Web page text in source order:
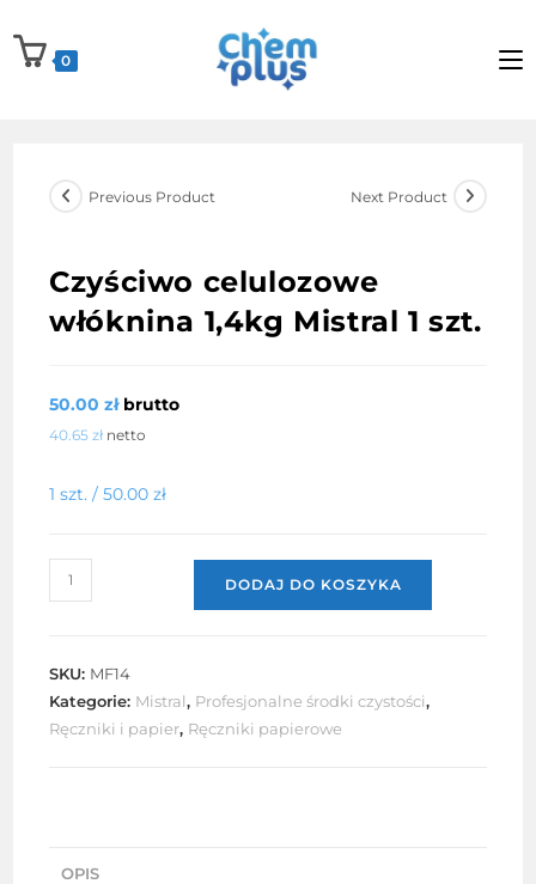
to
content
0
Previous Product Next Product
Czyściwo celulozowe
włóknina 1,4kg Mistral 1 szt.
50.00złbrutto
40.65 zł netto
1 szt. / 50.00zł
ilość
Czyściwo
1,4kg
Mistral
DODAJ DO KOSZYKA
SKU: MF14
Kategorie: Mistral, Profesjonalne środki czystości,
Ręczniki i papier, Ręczniki papierowe
OPIS